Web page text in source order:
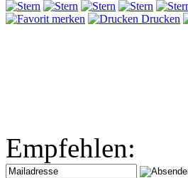
merken Drucken
Empfehlen: